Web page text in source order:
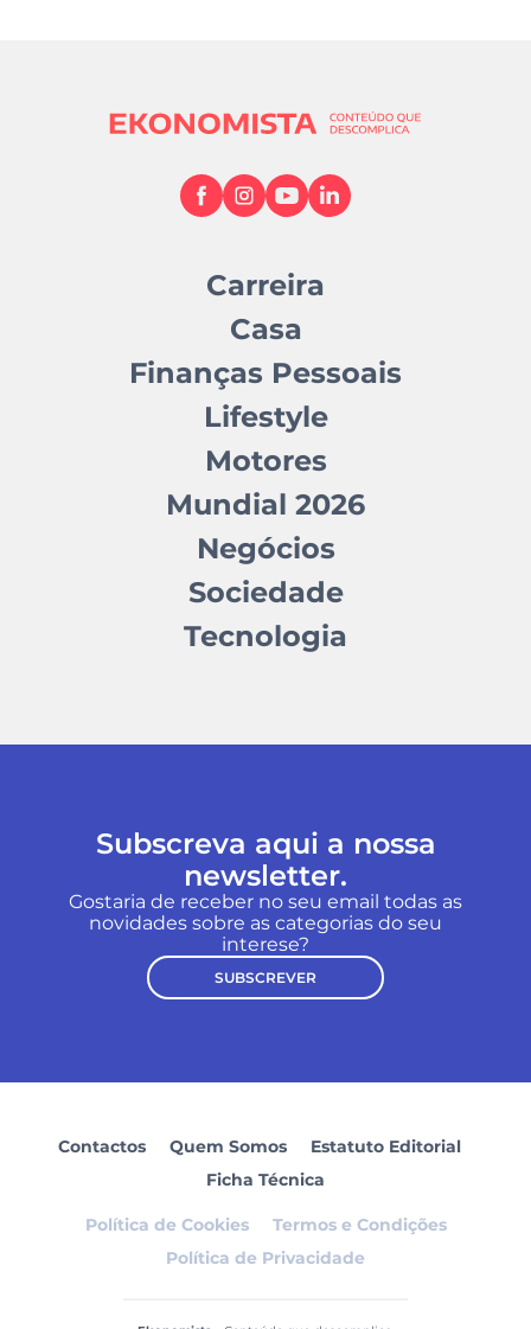
Carreira
Casa
Finanças Pessoais
Lifestyle
Motores
Mundial 2026
Negócios
Sociedade
Tecnologia
Subscreva aqui a nossa
newsletter.
Gostaria de receber no seu email todas as
novidades sobre as categorias do seu
interese?
SUBSCREVER
Contactos Quem Somos
Estatuto Editorial
Ficha Técnica
Política de Cookies
Termos e Condições
Política de Privacidade